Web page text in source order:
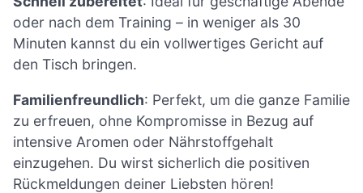
oder nach dem Training – in weniger als 30
Minuten kannst du ein vollwertiges Gericht auf
den Tisch bringen.
Familienfreundlich: Perfekt, um die ganze Familie
zu erfreuen, ohne Kompromisse in Bezug auf
intensive Aromen oder Nährstoffgehalt
einzugehen. Du wirst sicherlich die positiven
Rückmeldungen deiner Liebsten hören!